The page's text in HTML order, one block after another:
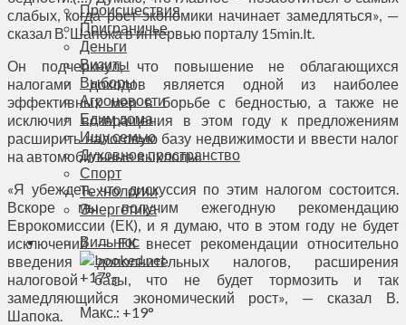
Происшествия
Приграничье
Деньги
Визиты
Выборы
Агроновости
Едим дома
Ищу семью
Духовное пространство
Спорт
Технологии
Энергетика
Вильнюс
+17°C
Макс.: +19°
слабых, когда рост экономики начинает замедляться», —
сказал В. Шапока в интервью порталу 15min.lt.
Он подчеркнул, что повышение не облагающихся
налогами доходов является одной из наиболее
эффективных мер в борьбе с бедностью, а также не
исключил возвращения в этом году к предложениям
расширить налоговую базу недвижимости и ввести налог
на автомобильные выхлопы.
«Я убежден, что дискуссия по этим налогом состоится.
Вскоре мы получим ежегодную рекомендацию
Еврокомиссии (ЕК), и я думаю, что в этом году не будет
исключений — ЕК внесет рекомендации относительно
введения дополнительных налогов, расширения
налоговой базы, что не будет тормозить и так
замедляющийся экономический рост», — сказал В.
Шапока.